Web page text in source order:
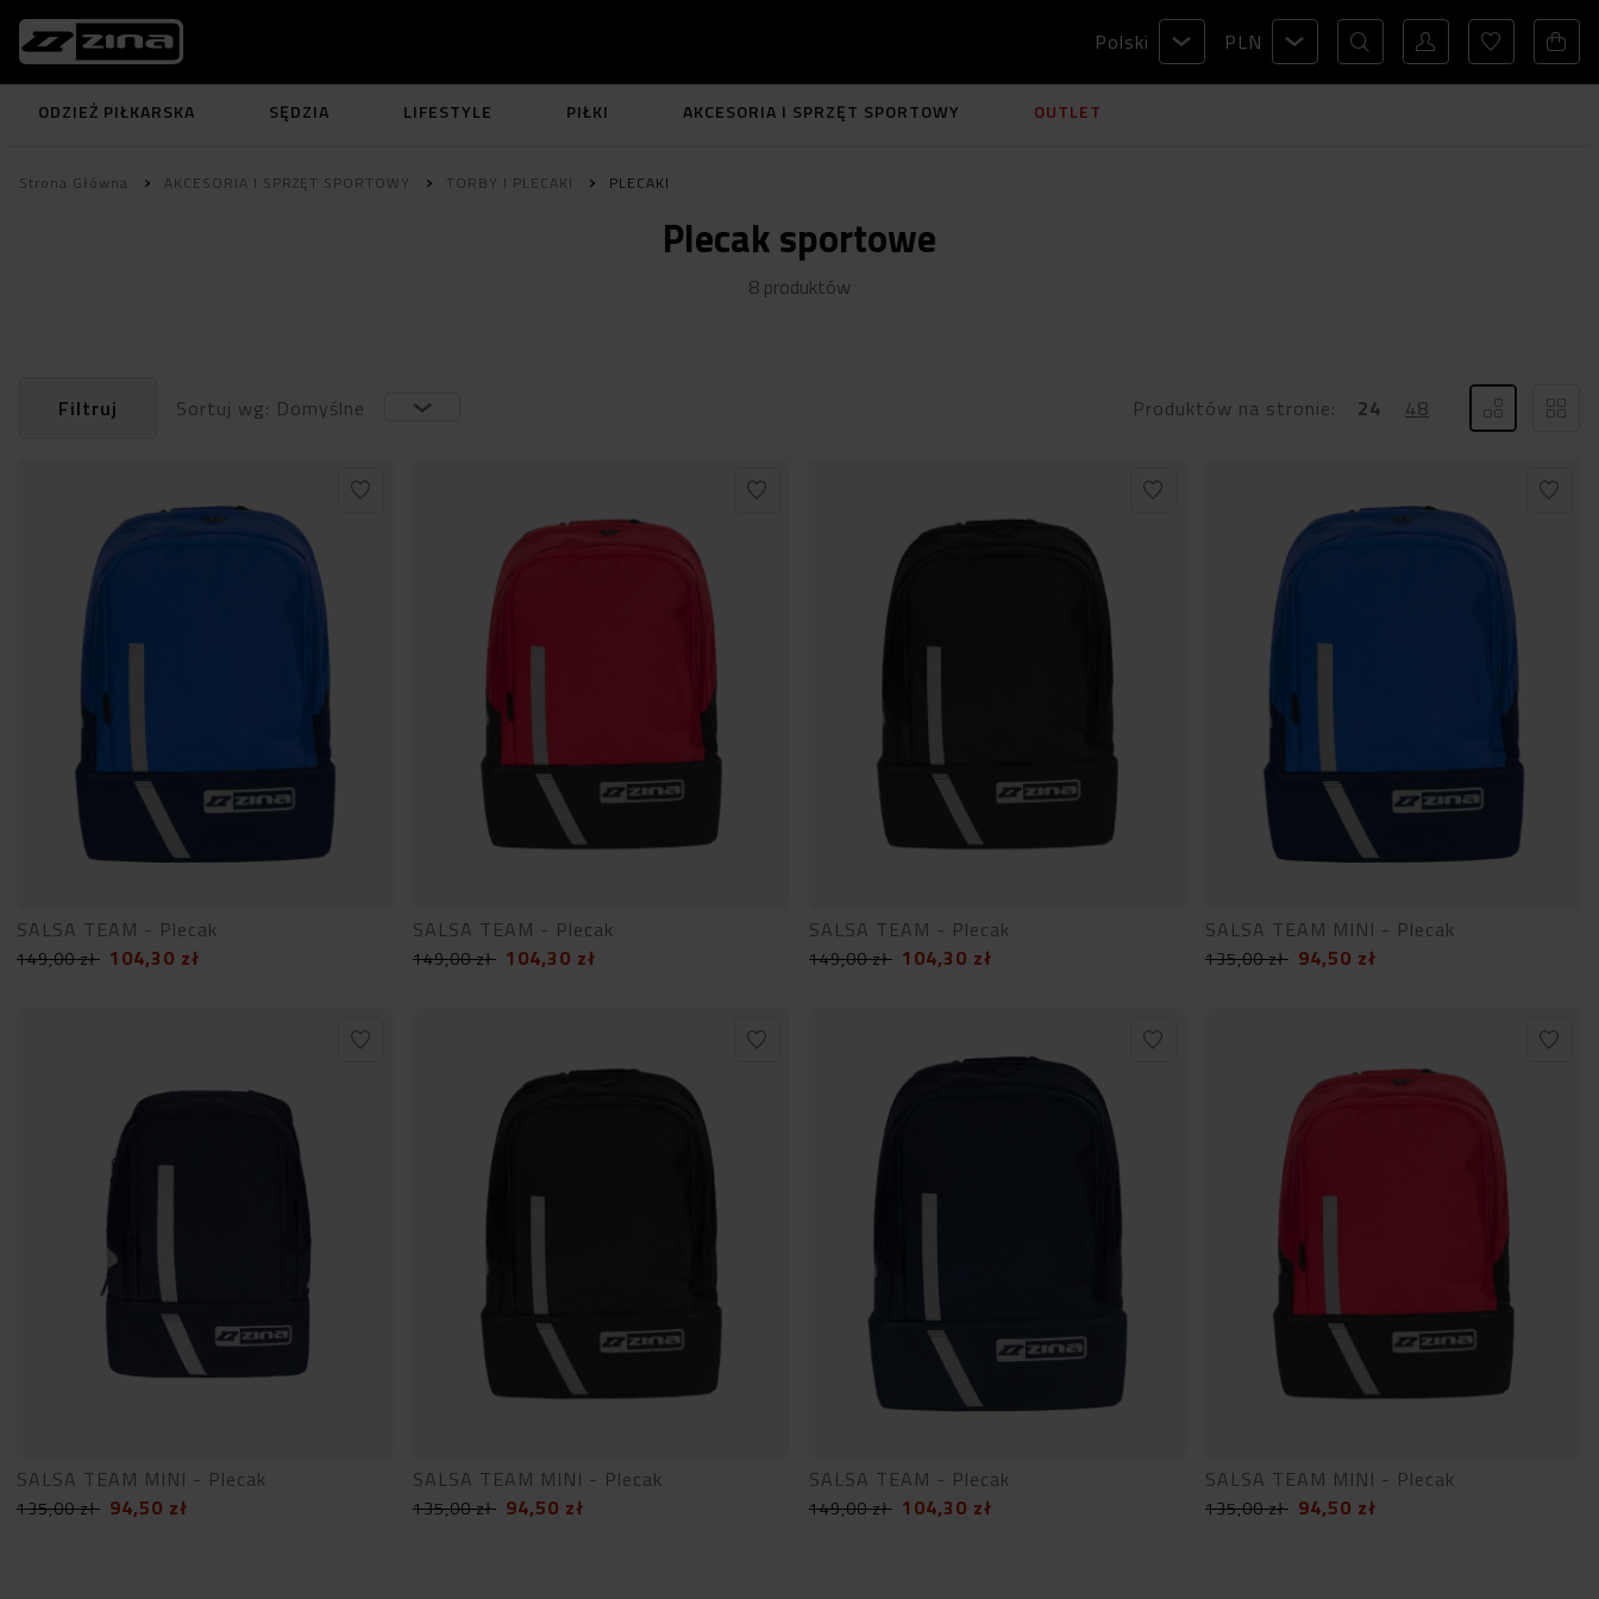
Polski PLN
ODZIEŻ PIŁKARSKA SĘDZIA LIFESTYLE PIŁKI AKCESORIA I SPRZĘT SPORTOWY OUTLET
Strona Główna AKCESORIA I SPRZĘT SPORTOWY TORBY I PLECAKI PLECAKI
Plecak sportowe
8 produktów
Filtruj Sortuj wg: Domyślne Produktów na stronie: 24 48
SALSA TEAM - Plecak
149,00zł 104,30 zł
SALSA TEAM - Plecak
149,00zł 104,30 zł
SALSA TEAM - Plecak
149,00zł 104,30 zł
SALSA TEAM MINI - Plecak
135,00zł 94,50 zł
SALSA TEAM MINI - Plecak
135,00zł 94,50 zł
SALSA TEAM MINI - Plecak
135,00zł 94,50 zł
SALSA TEAM - Plecak
149,00zł 104,30 zł
SALSA TEAM MINI - Plecak
135,00zł 94,50 zł